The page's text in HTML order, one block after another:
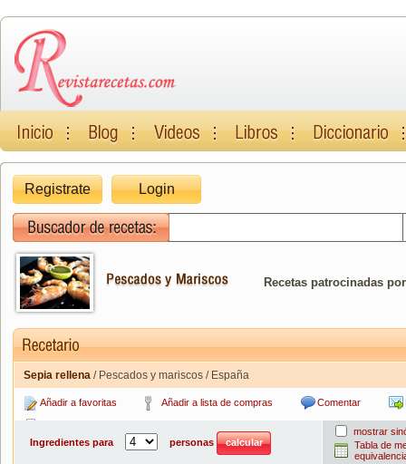
Registrate Login
Recetas patrocinadas
Sepia rellena / Pescados y mariscos / España
Añadir a favoritas Añadir a lista de compras Comentar
Ingredientes para
personas
mostrar
Tabla de